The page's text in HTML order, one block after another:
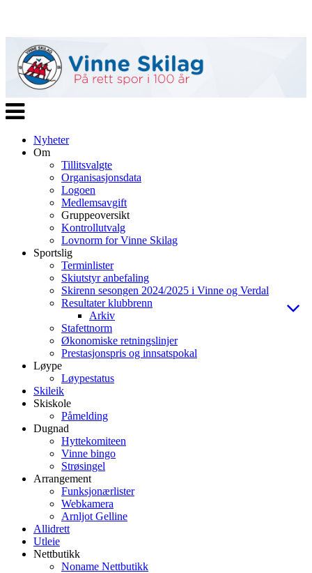
Veksle
navigasjon
Nyheter
Om
Tillitsvalgte
Organisasjonsdata
Logoen
Medlemsavgift
Gruppeoversikt
Kontrollutvalg
Lovnorm for Vinne Skilag
Sportslig
Terminlister
Skiutstyr anbefaling
Skirenn sesongen 2024/2025 i Vinne og Verdal
Resultater klubbrenn
Arkiv
Stafettnorm
Økonomiske retningslinjer
Prestasjonspris og innsatspokal
Løype
Løypestatus
Skileik
Skiskole
Påmelding
Dugnad
Hyttekomiteen
Vinne bingo
Strøsingel
Arrangement
Funksjonærlister
Webkamera
Arnljot Gelline
Allidrett
Utleie
Nettbutikk
Noname Nettbutikk